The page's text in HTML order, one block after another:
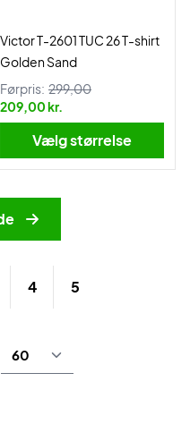
Victor T-2601 TUC 26 T-shirt
Golden Sand
Førpris: 299,00
209,00 kr.
Vælg størrelse
4 5